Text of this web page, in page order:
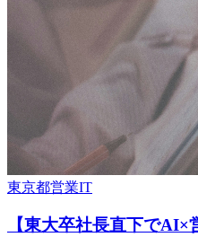
東京都営業IT
【東大卒社長直下で